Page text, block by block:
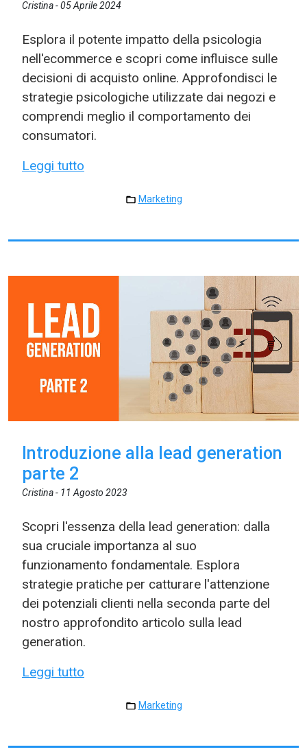
Cristina -05 Aprile 2024
Esplora il potente impatto della psicologia
nell'ecommerce e scopri come influisce sulle
decisioni di acquisto online. Approfondisci le
strategie psicologiche utilizzate dai negozi e
comprendi meglio il comportamento dei
consumatori.
Leggi tutto
Marketing
Introduzione alla lead generation
parte 2
Cristina - 11 Agosto 2023
Scopri l'essenza della lead generation: dalla
sua cruciale importanza al suo
funzionamento fondamentale. Esplora
strategie pratiche per catturare l'attenzione
dei potenziali clienti nella seconda parte del
nostro approfondito articolo sulla lead
generation.
Leggi tutto
Marketing